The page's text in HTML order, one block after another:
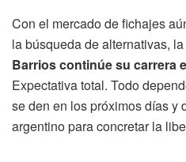
Con el mercado de fichajes
la búsqueda de alternativas,
Barrios continúe su carrera
Expectativa total. Todo
se den en los próximos días y
argentino para concretar la